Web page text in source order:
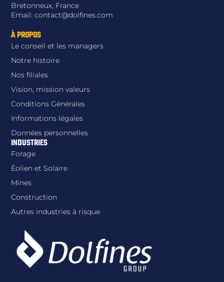
À PROPOS
Le conseil et les managers
Notre histoire
Nos filiales
Vision, mission valeurs
Conditions Générales
Informations légales
Données personnelles
INDUSTRIES
Forage
Éolien et Solaire
Mines
Construction
Autres industries à risque
Bretonneux, France
Email: contact@dolfines.com